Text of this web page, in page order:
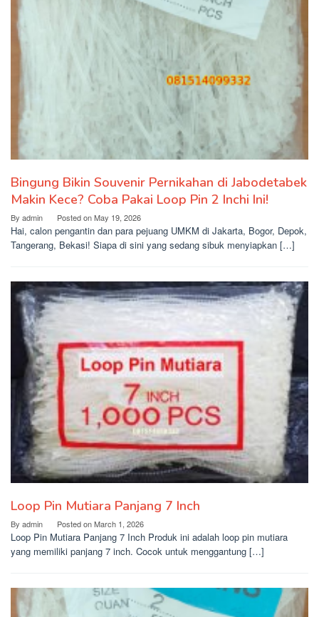
Bingung Bikin Souvenir Pernikahan di Jabodetabek
Makin Kece? Coba Pakai Loop Pin 2 Inchi Ini!
By admin Posted onMay 19, 2026
Hai, calon pengantin dan para pejuang UMKM di Jakarta, Bogor, Depok,
Tangerang, Bekasi! Siapa di sini yang sedang sibuk menyiapkan […]
Loop Pin Mutiara Panjang 7 Inch
By admin Posted onMarch 1, 2026
Loop Pin Mutiara Panjang 7 Inch Produk ini adalah loop pin mutiara
yang memiliki panjang 7 inch. Cocok untuk menggantung […]